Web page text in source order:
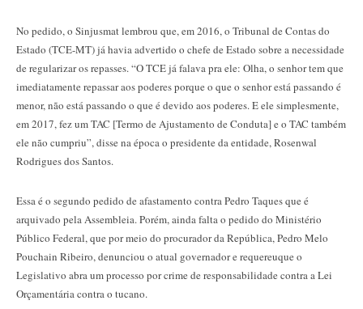
No pedido, o Sinjusmat lembrou que, em 2016, o Tribunal de Contas do
Estado (TCE-MT) já havia advertido o chefe de Estado sobre a necessidade
de regularizar os repasses. “O TCE já falava pra ele: Olha, o senhor tem que
imediatamente repassar aos poderes porque o que o senhor está passando é
menor, não está passando o que é devido aos poderes. E ele simplesmente,
em 2017, fez um TAC [Termo de Ajustamento de Conduta] e o TAC também
ele não cumpriu”, disse na época o presidente da entidade, Rosenwal
Rodrigues dos Santos.
Essa é o segundo pedido de afastamento contra Pedro Taques que é
arquivado pela Assembleia. Porém, ainda falta o pedido do Ministério
Público Federal, que por meio do procurador da República, Pedro Melo
Pouchain Ribeiro, denunciou o atual governador e requereuque o
Legislativo abra um processo por crime de responsabilidade contra a Lei
Orçamentária contra o tucano.